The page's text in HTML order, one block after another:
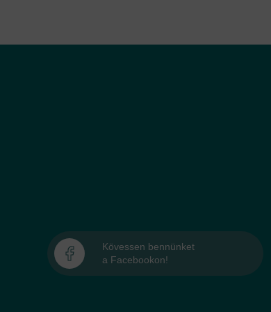
Kövessen bennünket
a Facebookon!